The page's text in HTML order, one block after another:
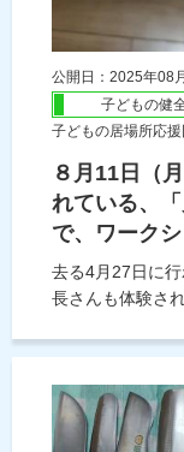
公開日：2025年08
子どもの健
子どもの居場所応援
８月11日（
れている、
で、ワーク
去る4月27日に
長さんも体験さ